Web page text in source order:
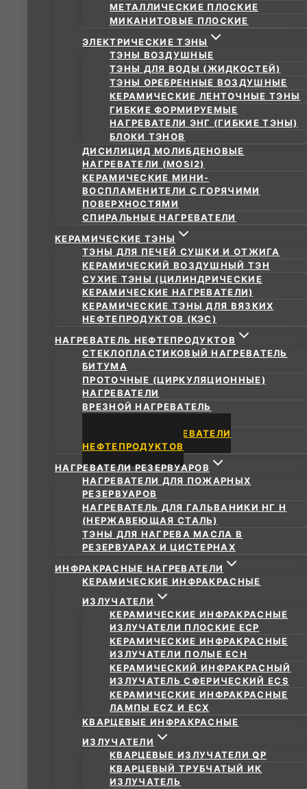
МЕТАЛЛИЧЕСКИЕ ПЛОСКИЕ
МИКАНИТОВЫЕ ПЛОСКИЕ
ЭЛЕКТРИЧЕСКИЕ ТЭНЫ
ТЭНЫ ВОЗДУШНЫЕ
ТЭНЫ ДЛЯ ВОДЫ (ЖИДКОСТЕЙ)
ТЭНЫ ОРЕБРЕННЫЕ ВОЗДУШНЫЕ
КЕРАМИЧЕСКИЕ ЛЕНТОЧНЫЕ ТЭНЫ
ГИБКИЕ ФОРМИРУЕМЫЕ
НАГРЕВАТЕЛИ ЭНГ (ГИБКИЕ ТЭНЫ)
БЛОКИ ТЭНОВ
ДИСИЛИЦИД МОЛИБДЕНОВЫЕ
НАГРЕВАТЕЛИ (MOSI2)
КЕРАМИЧЕСКИЕ МИНИ-
ВОСПЛАМЕНИТЕЛИ С ГОРЯЧИМИ
ПОВЕРХНОСТЯМИ
СПИРАЛЬНЫЕ НАГРЕВАТЕЛИ
КЕРАМИЧЕСКИЕ ТЭНЫ
ТЭНЫ ДЛЯ ПЕЧЕЙ СУШКИ И ОТЖИГА
КЕРАМИЧЕСКИЙ ВОЗДУШНЫЙ ТЭН
СУХИЕ ТЭНЫ (ЦИЛИНДРИЧЕСКИЕ
КЕРАМИЧЕСКИЕ НАГРЕВАТЕЛИ)
КЕРАМИЧЕСКИЕ ТЭНЫ ДЛЯ ВЯЗКИХ
НЕФТЕПРОДУКТОВ (КЭС)
НАГРЕВАТЕЛЬ НЕФТЕПРОДУКТОВ
СТЕКЛОПЛАСТИКОВЫЙ НАГРЕВАТЕЛЬ
БИТУМА
ПРОТОЧНЫЕ (ЦИРКУЛЯЦИОННЫЕ)
НАГРЕВАТЕЛИ
ВРЕЗНОЙ НАГРЕВАТЕЛЬ
ПОГРУЖНЫЕ НАГРЕВАТЕЛИ
НЕФТЕПРОДУКТОВ
НАГРЕВАТЕЛИ РЕЗЕРВУАРОВ
НАГРЕВАТЕЛИ ДЛЯ ПОЖАРНЫХ
РЕЗЕРВУАРОВ
НАГРЕВАТЕЛЬ ДЛЯ ГАЛЬВАНИКИ НГ Н
(НЕРЖАВЕЮЩАЯ СТАЛЬ)
ТЭНЫ ДЛЯ НАГРЕВА МАСЛА В
РЕЗЕРВУАРАХ И ЦИСТЕРНАХ
ИНФРАКРАСНЫЕ НАГРЕВАТЕЛИ
КЕРАМИЧЕСКИЕ ИНФРАКРАСНЫЕ
ИЗЛУЧАТЕЛИ
КЕРАМИЧЕСКИЕ ИНФРАКРАСНЫЕ
ИЗЛУЧАТЕЛИ ПЛОСКИЕ ECP
КЕРАМИЧЕСКИЕ ИНФРАКРАСНЫЕ
ИЗЛУЧАТЕЛИ ПОЛЫЕ ECH
КЕРАМИЧЕСКИЙ ИНФРАКРАСНЫЙ
ИЗЛУЧАТЕЛЬ СФЕРИЧЕСКИЙ ECS
КЕРАМИЧЕСКИЕ ИНФРАКРАСНЫЕ
ЛАМПЫ ECZ И ECX
КВАРЦЕВЫЕ ИНФРАКРАСНЫЕ
ИЗЛУЧАТЕЛИ
КВАРЦЕВЫЕ ИЗЛУЧАТЕЛИ QP
КВАРЦЕВЫЙ ТРУБЧАТЫЙ ИК
ИЗЛУЧАТЕЛЬ